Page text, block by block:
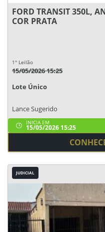
FORD TRANSIT 350L,
COR PRATA
1° Leilão
15/05/2026 15:25
Lote Único
Lance Sugerido
INICIA EM
15/05/2026 15:25
JUDICIAL